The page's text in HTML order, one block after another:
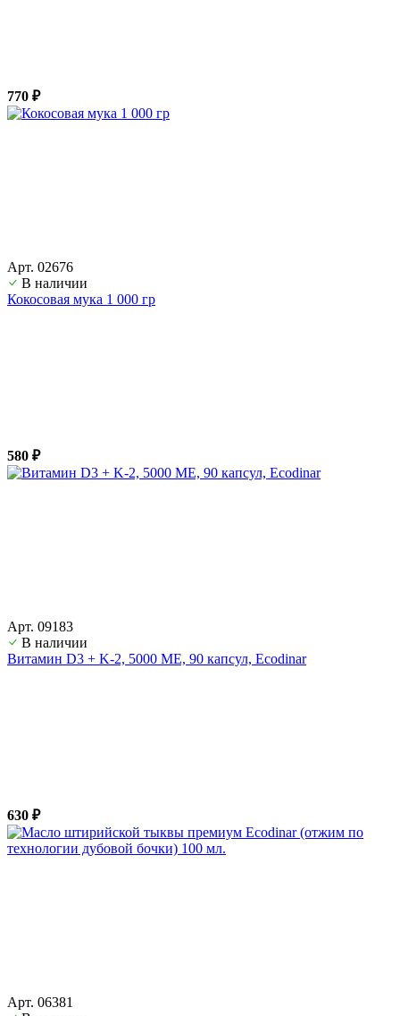
770 ₽
Арт. 02676
В наличии
Кокосовая мука 1 000 гр
580 ₽
Арт. 09183
В наличии
Витамин D3 + K-2, 5000 ME, 90 капсул, Ecodinar
630 ₽
Арт. 06381